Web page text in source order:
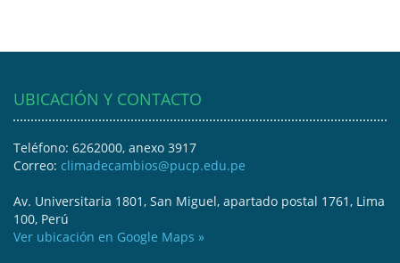
UBICACIÓN Y CONTACTO
Teléfono: 6262000, anexo 3917
Correo: climadecambios@pucp.edu.pe
Av. Universitaria 1801, San Miguel, apartado postal 1761, Lima
100, Perú
Ver ubicación en Google Maps »